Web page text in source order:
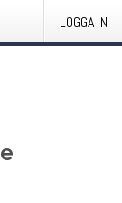
LOGGA IN